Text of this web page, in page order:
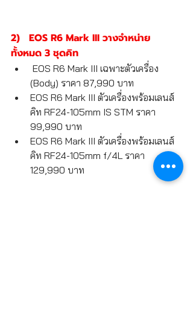
2)   EOS R6 Mark III วางจำหน่าย
ทั้งหมด 3 ชุดคิท
EOS R6 Mark III เฉพาะตัวเครื่อง
(Body) ราคา 87,990 บาท
EOS R6 Mark III ตัวเครื่องพร้อมเลนส์
คิท RF24-105mm IS STM ราคา
99,990 บาท
EOS R6 Mark III ตัวเครื่องพร้อมเลนส์
คิท RF24-105mm f/4L ราคา
129,990 บาท